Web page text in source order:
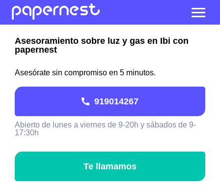
Asesoramiento sobre luz y gas en Ibi con
papernest
Asesórate sin compromiso en 5 minutos.
919014267
Abierto de lunes a viernes de 9-20h y sábados de 9-
17:30h
Te llamamos